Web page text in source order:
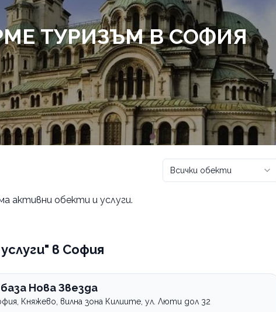
ТУРИЗЪМ В СОФИЯ
Всички обекти
активни обекти и услуги.
в София
Нова Звезда
Княжево, вилна зона Килиите, ул. Люти дол 32